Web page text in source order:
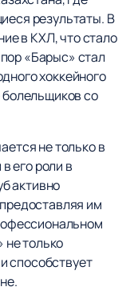
результаты. В
в КХЛ, что стало
«Барыс» стал
хоккейного
со
не только в
его роли в
активно
им
не только
способствует